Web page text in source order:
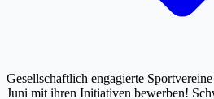
Gesellschaftlich engagierte
Juni mit ihren Initiativen bewerben!